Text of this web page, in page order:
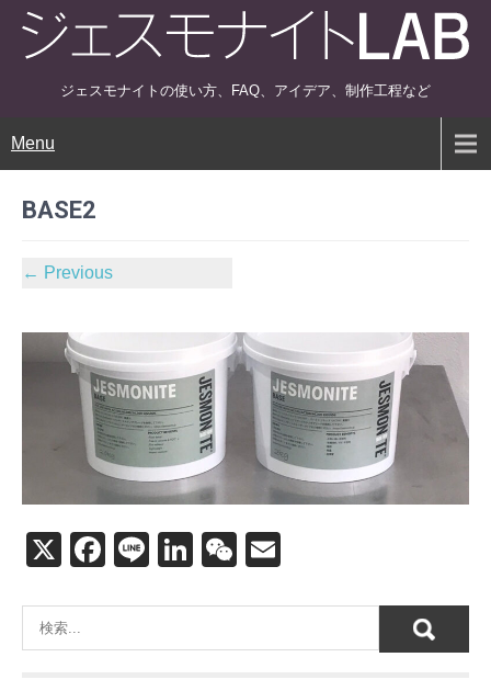
ジェスモナイトの使い方、FAQ、アイデア、制作工程など
Menu
BASE2
← Previous
X
F
c
e
Li
e
Li
k
e
W
C
h
ail